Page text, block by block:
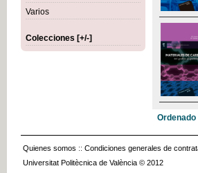
Varios
Colecciones [+/-]
Ordenado
Quienes somos :: Condiciones generales de
Universitat Politècnica de València © 2012